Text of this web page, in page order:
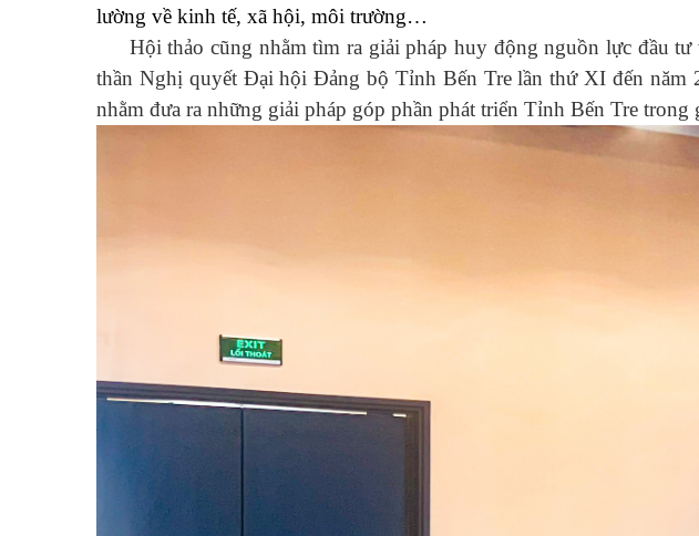
lường về kinh tế, xã hội, môi trường…
Hội thảo cũng nhằm tìm ra giải pháp huy động nguồn lực đầu
thần Nghị quyết Đại hội Đảng bộ Tỉnh Bến Tre lần thứ XI đến năm
nhằm đưa ra những giải pháp góp phần phát triển Tỉnh Bến Tre trong